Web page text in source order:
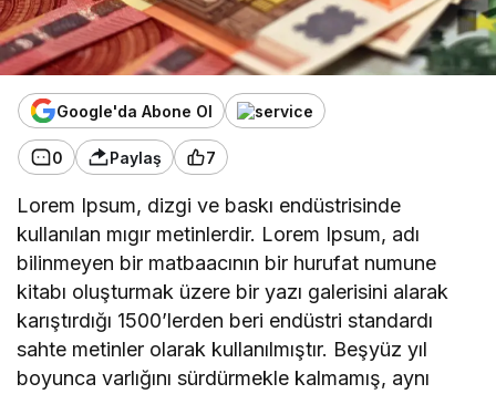
Google'da Abone Ol
0 Paylaş 7
Lorem Ipsum, dizgi ve baskı endüstrisinde
kullanılan mıgır metinlerdir. Lorem Ipsum, adı
bilinmeyen bir matbaacının bir hurufat numune
kitabı oluşturmak üzere bir yazı galerisini alarak
karıştırdığı 1500’lerden beri endüstri standardı
sahte metinler olarak kullanılmıştır. Beşyüz yıl
boyunca varlığını sürdürmekle kalmamış, aynı